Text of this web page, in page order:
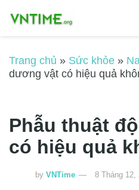
Trang chủ » Sức khỏe »
dương vật có hiệu quả
Phẫu thuật
có hiệu quả
by VNTime 8 Tháng 12,